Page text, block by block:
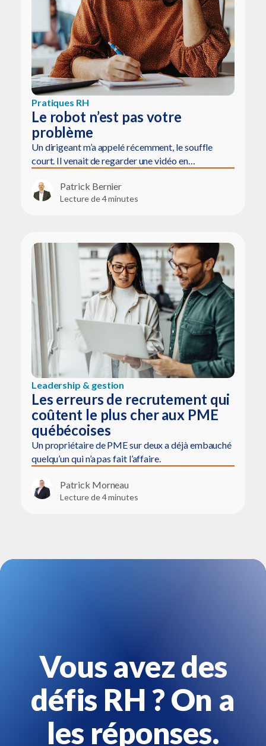
Pratiques RH
Le robot n’est pas votre
problème
Un dirigeant m’a appelé récemment, le souffle
court. Il venait de regarder une vidéo en…
Patrick Bernier
Lecture de 4 minutes
Leadership & gestion
Les erreurs de recrutement qui
coûtent le plus cher aux PME
québécoises
Un propriétaire de PME sur deux a déjà embauché
quelqu’un qui n’a pas fait l’affaire.
Patrick Morneau
Lecture de 4 minutes
Vous avez des
défis RH ? On a
les réponses.